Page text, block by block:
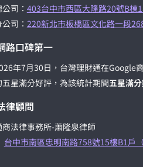
司： 403台中市西區大隆路20號B棟
司： 220新北市板橋區文化路一段
路口碑第一
年7月30日，台灣理財通在Google
星滿分好評，為該統計期間五星滿
律顧問
商法律事務所-蕭隆泉律師
台中市南區忠明南路758號15樓B1戶